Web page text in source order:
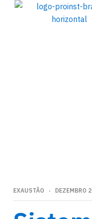
EXAUSTÃO DEZEMBRO